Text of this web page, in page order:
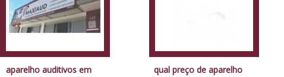
aparelho auditivos em
qual preço de aparelho